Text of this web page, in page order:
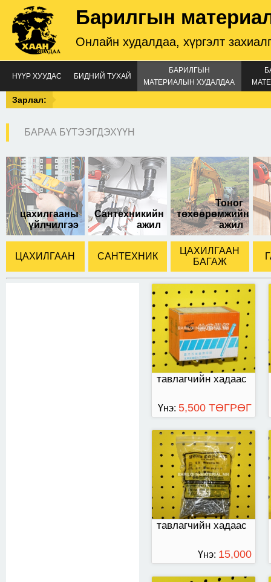
Барилгын
Онлайн худалдаа, хүргэлт
НҮҮР ХУУДАС БИДНИЙ ТУХАЙ
БАРИЛГЫН
МАТЕРИАЛЫН ХУДАЛДАА
Зарлал:
БАРАА БҮТЭЭГДЭХҮҮН
цахилгааны
үйлчилгээ
Сантехникийн
ажил
Тоног
төхөөрөмжийн
ажил
ЦАХИЛГААН САНТЕХНИК
ЦАХИЛГААН
БАГАЖ
тавлагчийн хадаас
5х18мм
Үнэ: 5,500 ТӨГРӨГ
тавлагчийн хадаас
4,8х16
Үнэ: 15,000
ТӨГРӨГ
5,2